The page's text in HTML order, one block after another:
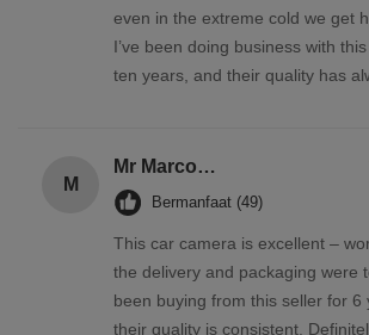
even in the extreme cold we get
I’ve been doing business with
ten years, and their quality has
M
Mr Marco Facchin
Bermanfaat (49)
This car camera is excellent –
the delivery and packaging were
been buying from this seller for 6
their quality is consistent.